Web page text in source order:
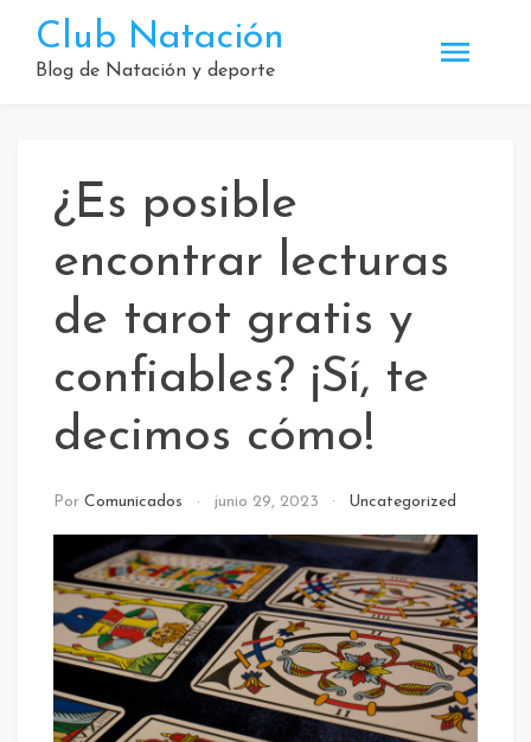
contenido
Club Natación
Blog de Natación y deporte
¿Es posible
encontrar lecturas
de tarot gratis y
confiables? ¡Sí, te
decimos cómo!
Por Comunicados junio 29, 2023 Uncategorized